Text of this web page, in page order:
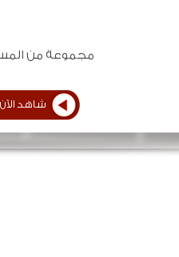
مجموعة من
شاهد الآن